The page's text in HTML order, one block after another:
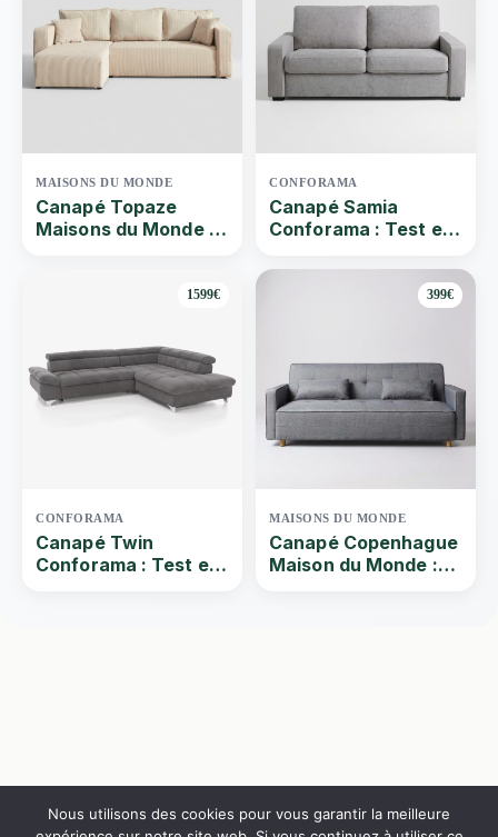
MAISONS DU MONDE
Canapé Topaze
Maisons du Monde |
de Quel-canape |
2024
CONFORAMA
Canapé Samia
Conforama : Test et
convertible
1599€
CONFORAMA
Canapé Twin
Conforama : Test et
399€
MAISONS DU MONDE
Canapé Copenhague
Maison du Monde :
Nous utilisons des cookies pour vous garantir la meilleure